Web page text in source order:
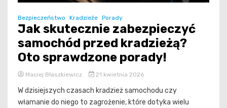
Bezpieczeństwo Kradzieże Porady
Jak skutecznie zabezpieczyć
samochód przed kradzieżą?
Oto sprawdzone porady!
Maciej Błaszkiewicz 21 kwietnia 2026
W dzisiejszych czasach kradzież samochodu czy
włamanie do niego to zagrożenie, które dotyka wielu